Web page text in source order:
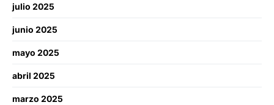
julio 2025
junio 2025
mayo 2025
abril 2025
marzo 2025